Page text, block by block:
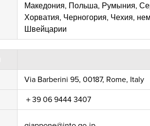
Македония, Польша, Румыния,
Хорватия, Черногория, Чехия,
Швейцарии
Via Barberini 95, 00187, Rome, Italy
＋39 06 9444 3407